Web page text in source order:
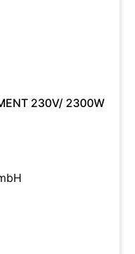
230V/ 2300W